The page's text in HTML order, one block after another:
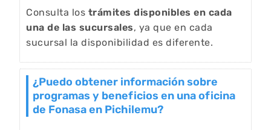
Consulta los trámites disponibles en cada
una de las sucursales, ya que en cada
sucursal la disponibilidad es diferente.
¿Puedo obtener información sobre
programas y beneficios en una oficina
de Fonasa en Pichilemu?